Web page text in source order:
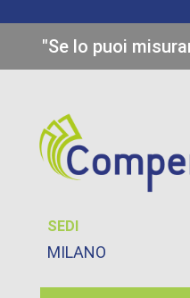
"Se lo puoi
SEDI
MILANO